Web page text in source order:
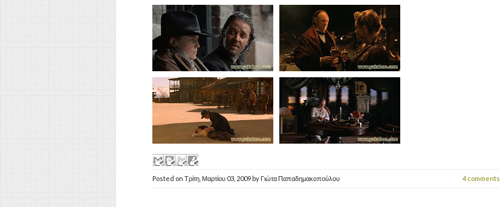
Posted on Τρίτη, Μαρτίου 03, 2009 by Γιώτα Παπαδημακοπούλου 4 comments